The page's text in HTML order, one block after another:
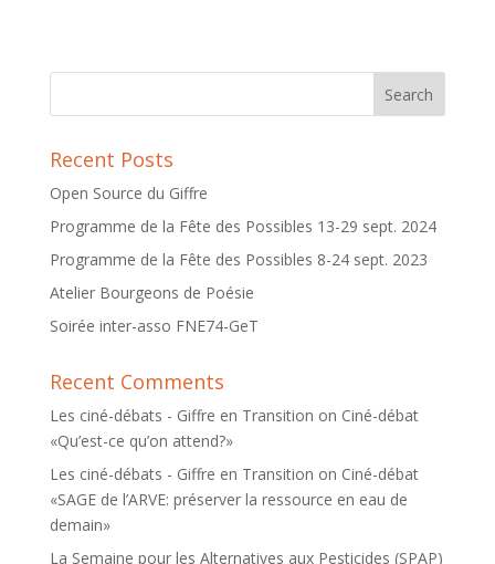
Recent Posts
Open Source du Giffre
Programme de la Fête des Possibles 13-29 sept. 2024
Programme de la Fête des Possibles 8-24 sept. 2023
Atelier Bourgeons de Poésie
Soirée inter-asso FNE74-GeT
Recent Comments
Les ciné-débats - Giffre en Transition on Ciné-débat
«Qu’est-ce qu’on attend?»
Les ciné-débats - Giffre en Transition on Ciné-débat
«SAGE de l’ARVE: préserver la ressource en eau de
demain»
La Semaine pour les Alternatives aux Pesticides (SPAP)